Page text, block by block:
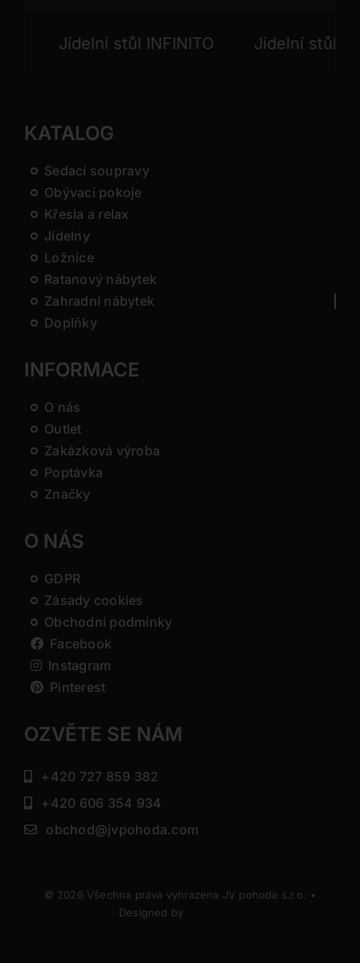
Jídelní stůl INFINITO Jídelní stůl
KATALOG
Sedací soupravy
Obývací pokoje
Křesla a relax
Jídelny
Ložnice
Ratanový nábytek
Zahradní nábytek
Doplňky
INFORMACE
O nás
Outlet
Zakázková výroba
Poptávka
Značky
O NÁS
GDPR
Zásady cookies
Obchodní podmínky
Facebook
Instagram
Pinterest
OZVĚTE SE NÁM
+420 727 859 382
+420 606 354 934
obchod@jvpohoda.com
© 2026 Všechna práva vyhrazena JV pohoda s.r.o. •
Designed by